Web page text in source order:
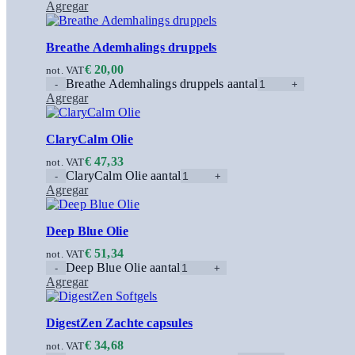
Agregar
Breathe Ademhalings druppels
€20,00
not. VAT
Breathe Ademhalings druppels aantal
Agregar
ClaryCalm Olie
€47,33
not. VAT
ClaryCalm Olie aantal
Agregar
Deep Blue Olie
€51,34
not. VAT
Deep Blue Olie aantal
Agregar
DigestZen Zachte capsules
€34,68
not. VAT